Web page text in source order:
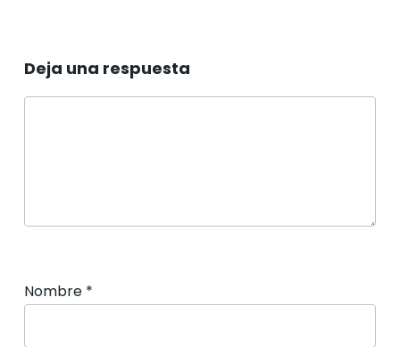
Deja una respuesta
Nombre *